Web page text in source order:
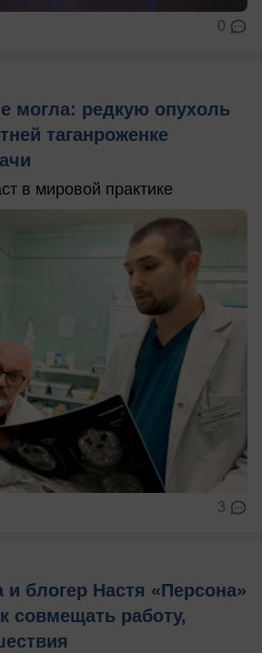
0
могла: редкую опухоль
таганроженке
в мировой практике
3
блогер Настя «Персона»
совмещать работу,